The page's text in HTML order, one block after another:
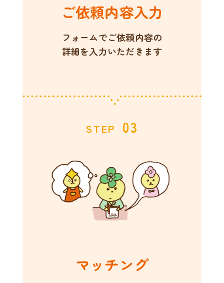
ご依頼内容入力
フォームでご依頼内容の
詳細を入力いただきます
STEP 03
マッチング